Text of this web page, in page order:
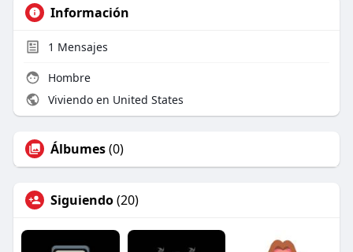
Información
1 Mensajes
Hombre
Viviendo en United States
Álbumes(0)
Siguiendo(20)